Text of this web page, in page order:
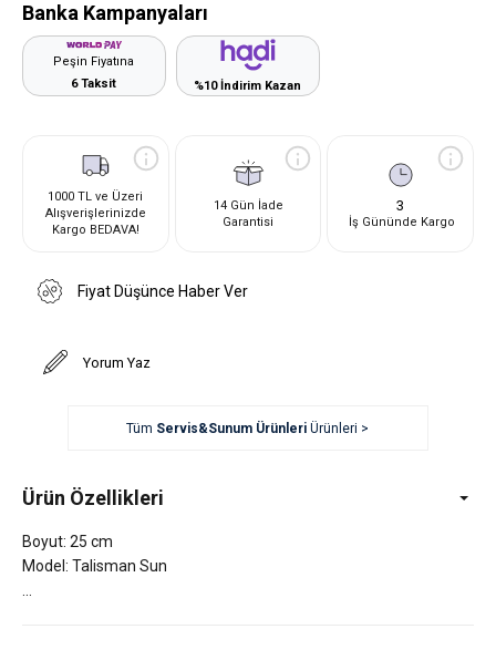
Banka Kampanyaları
Peşin Fiyatına
6 Taksit
%10 İndirim Kazan
1000 TL ve Üzeri
Alışverişlerinizde
Kargo BEDAVA!
14 Gün İade
Garantisi
3
İş Gününde Kargo
Fiyat Düşünce Haber Ver
Yorum Yaz
Tüm Servis&Sunum Ürünleri Ürünleri >
Ürün Özellikleri
Boyut: 25 cm
Model: Talisman Sun